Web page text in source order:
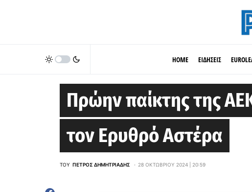
HOME ΕΙΔΗΣΕΙΣ
Πρώην παίκτης της
τον Ερυθρό Αστέρα
ΤΟΥ ΠΈΤΡΟΣ ΔΗΜΗΤΡΙΆΔΗΣ 28 ΟΚΤΩΒΡΊΟΥ 2024 | 20:59